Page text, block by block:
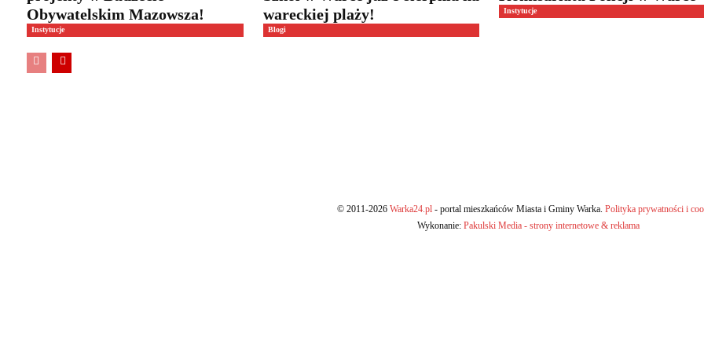
Obywatelskim Mazowsza!
Instytucje
wareckiej plaży!
Blogi
Instytucje
© 2011-2026 Warka24.pl - portal mieszkańców Miasta i Gminy Warka. Polityka prywatności i
Wykonanie: Pakulski Media - strony internetowe & reklama